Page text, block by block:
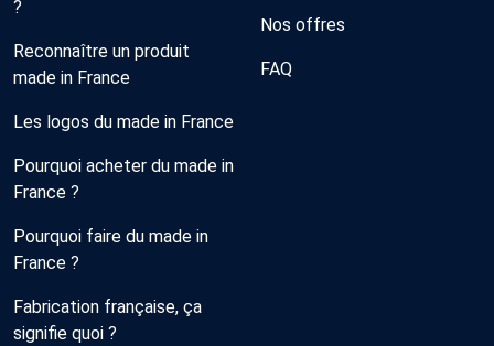
?
Reconnaître un produit
made in France
Les logos du made in France
Pourquoi acheter du made in
France ?
Pourquoi faire du made in
France ?
Fabrication française, ça
signifie quoi ?
Nos offres
FAQ